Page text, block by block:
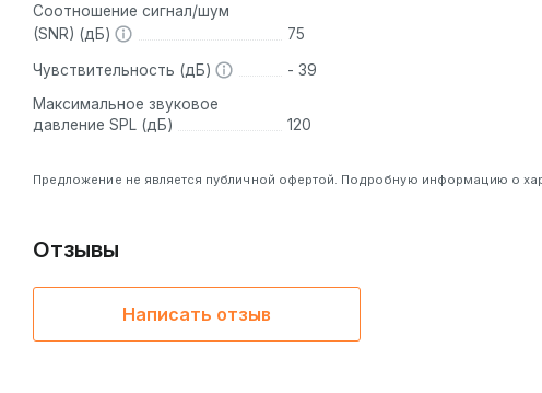
Соотношение сигнал/шум
(SNR) (дБ)
75
Чувствительность (дБ)
- 39
Максимальное звуковое
давление SPL (дБ)
120
Предложение не является публичной офертой. Подробную информацию о
Отзывы
Написать отзыв